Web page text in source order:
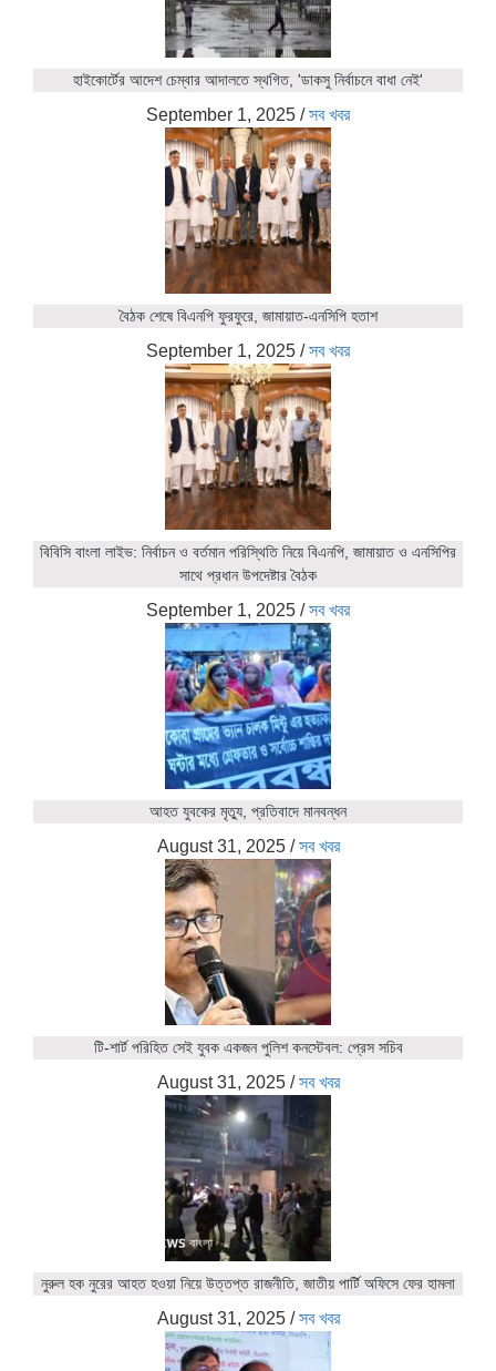
হাইকোর্টের আদেশ চেম্বার আদালতে স্থগিত, 'ডাকসু নির্বাচনে বাধা নেই'
September 1, 2025 /সব খবর
বৈঠক শেষে বিএনপি ফুরফুরে, জামায়াত-এনসিপি হতাশ
September 1, 2025 /সব খবর
বিবিসি বাংলা লাইভ: নির্বাচন ও বর্তমান পরিস্থিতি নিয়ে বিএনপি, জামায়াত ও এনসিপির
সাথে প্রধান উপদেষ্টার বৈঠক
September 1, 2025 /সব খবর
আহত যুবকের মৃত্যু, প্রতিবাদে মানবন্ধন
August 31, 2025/সব খবর
টি-শার্ট পরিহিত সেই যুবক একজন পুলিশ কনস্টেবল: প্রেস সচিব
August 31, 2025/সব খবর
নুরুল হক নুরের আহত হওয়া নিয়ে উত্তপ্ত রাজনীতি, জাতীয় পার্টি অফিসে ফের হামলা
August 31, 2025/সব খবর